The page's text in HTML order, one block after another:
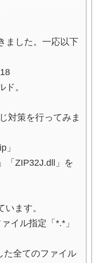
ました。一応以下
ド。
対策を行ってみま
」
「ZIP32J.dll」を
ます。
イル指定「*.*」
た全てのファイル